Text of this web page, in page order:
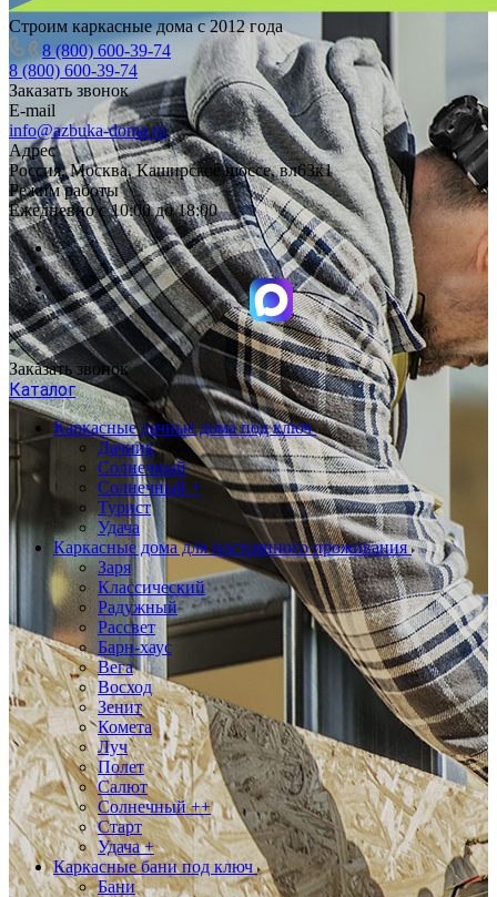
Строим каркасные дома с 2012 года
8 (800) 600-39-74
8 (800) 600-39-74
Заказать звонок
E-mail
info@azbuka-doma.ru
Адрес
Россия, Москва, Каширское шоссе, вл63к1
Режим работы
Ежедневно с 10:00 до 18:00
Заказать звонок
Каталог
Каркасные дачные дома под ключ
Дачник
Солнечный
Солнечный +
Турист
Удача
Каркасные дома для постоянного проживания
Заря
Классический
Радужный
Рассвет
Барн-хаус
Вега
Восход
Зенит
Комета
Луч
Полет
Салют
Солнечный ++
Старт
Удача +
Каркасные бани под ключ
Бани